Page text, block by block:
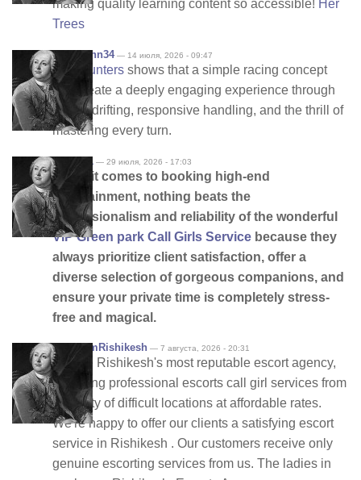
making quality learning content so accessible! Her
Trees
Davidjohn34— 14 июля, 2026 - 09:47
Drift Hunters shows that a simple racing concept
can create a deeply engaging experience through
skillful drifting, responsive handling, and the thrill of
mastering every turn.
anna001 — 29 июля, 2026 - 17:03
When it comes to booking high-end
entertainment, nothing beats the
professionalism and reliability of the wonderful
VIP Green park Call Girls Service because they
always prioritize client satisfaction, offer a
diverse selection of gorgeous companions, and
ensure your private time is completely stress-
free and magical.
PremiumRishikesh — 7 августа, 2026 - 20:31
We are Rishikesh's most reputable escort agency,
providing professional escorts call girl services from
a variety of difficult locations at affordable rates.
We're happy to offer our clients a satisfying escort
service in Rishikesh . Our customers receive only
genuine escorting services from us. The ladies in